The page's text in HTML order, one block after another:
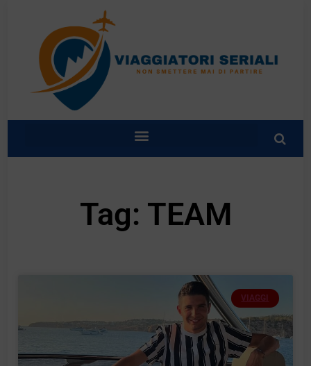
Tag: TEAM
VIAGGI